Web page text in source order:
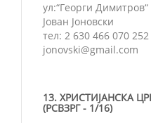
ул:“Георги Димитров“
Јован Јоновски
тел: 2 630 466 070
jonovski@gmail.com
13. ХРИСТИЈАНСКА
(РСВЗРГ - 1/16)